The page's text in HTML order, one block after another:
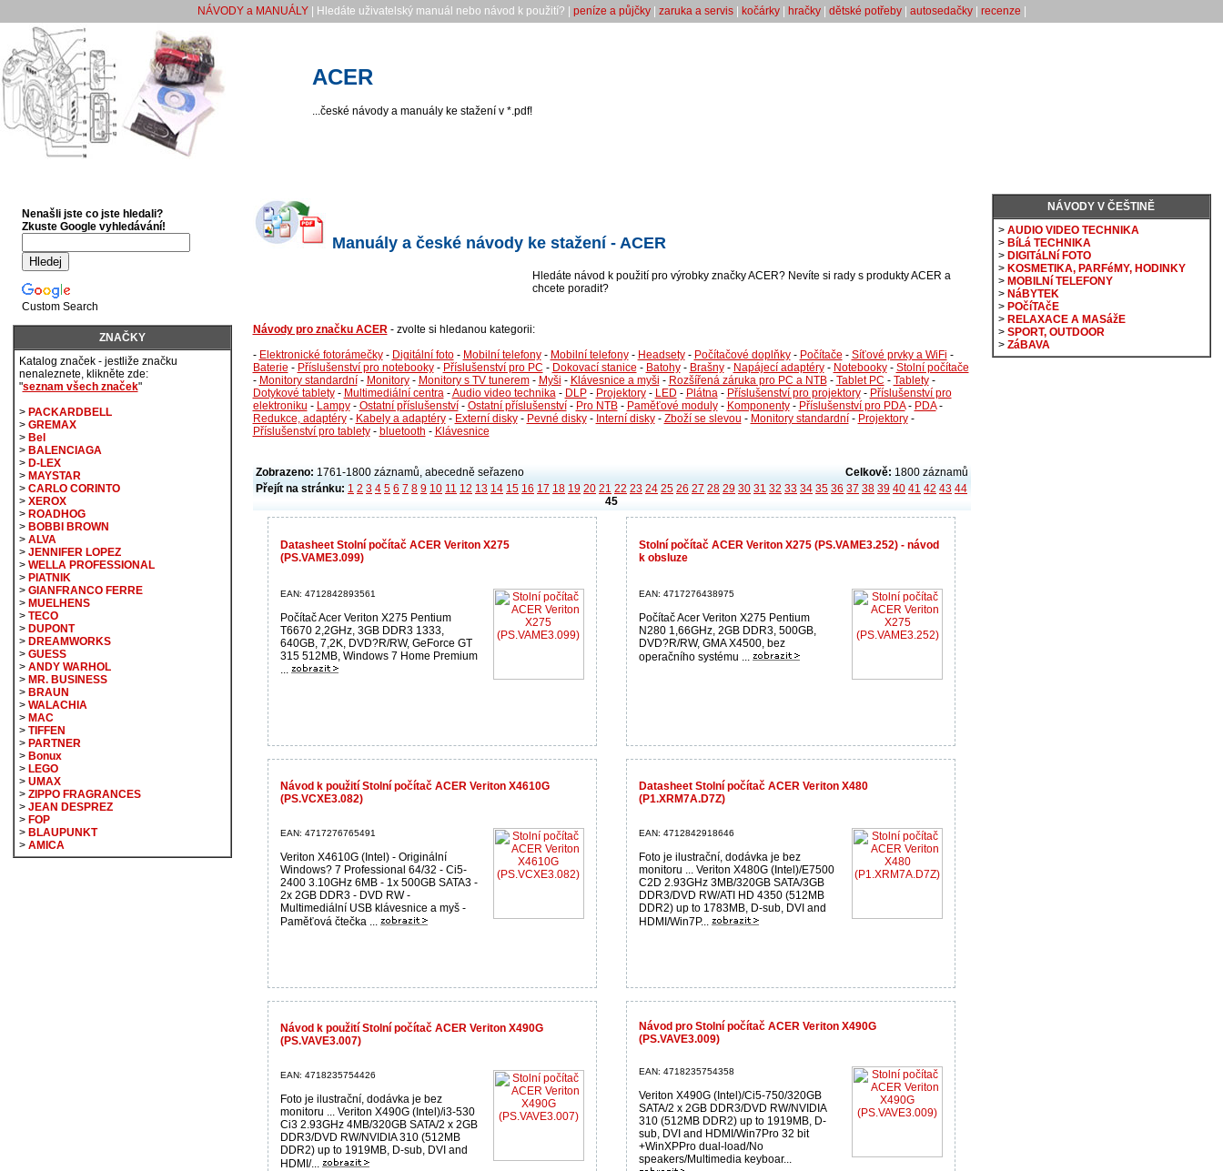
NÁVODY a MANUÁLY| Hledáte uživatelský manuál nebo návod k použití? | peníze a půjčky| zaruka a servis| kočárky| hračky| dětské potřeby| autosedačky| recenze
ACER
...české návody a manuály ke stažení v *.pdf!
Manuály a české návody ke stažení - ACER
Hledáte návod k použití pro výrobky značky ACER? Nevíte si rady s produkty ACER a
chcete poradit?
Návody pro značku ACER - zvolte si hledanou kategorii:
- Elektronické fotorámečky- Digitální foto- Mobilní telefony- Mobilní telefony- Headsety- Počítačové doplňky- Počítače - Síťové prvky a WiFi -
Baterie - Příslušenství pro notebooky- Příslušenství pro PC - Dokovací stanice - Batohy- Brašny- Napájecí adaptéry- Notebooky- Stolní počítače
- Monitory standardní- Monitory- Monitory s TV tunerem- Myši - Klávesnice a myši - Rozšířená záruka pro PC a NTB- Tablet PC - Tablety-
Dotykové tablety- Multimediální centra-Audio video technika- DLP- Projektory- LED - Plátna- Příslušenství pro projektory- Příslušenství pro
elektroniku - Lampy- Ostatní příslušenství- Ostatní příslušenství- Pro NTB- Paměťové moduly- Komponenty- Příslušenství pro PDA- PDA-
Redukce, adaptéry- Kabely a adaptéry- Externí disky- Pevné disky- Interní disky- Zboží se slevou - Monitory standardní- Projektory-
Příslušenství pro tablety- bluetooth - Klávesnice
Zobrazeno: 1761-1800 záznamů, abecedně seřazeno Celkově: 1800 záznamů
Přejít na stránku: 1 2 3 4 5 6 7 8 9 10 11 12 13 14 15 16 17 18 19 20 21 22 23 24 25 26 27 28 29 30 31 32 33 34 35 36 37 38 39 40 41 42 43 44
45
Datasheet Stolní počítač ACER Veriton X275
(PS.VAME3.099)
EAN: 4712842893561
Počítač Acer Veriton X275 Pentium
T6670 2,2GHz, 3GB DDR3 1333,
640GB, 7,2K, DVD?R/RW, GeForce GT
315 512MB, Windows 7 Home Premium
...
Stolní počítač ACER Veriton X275 (PS.VAME3.252) - návod
k obsluze
EAN: 4717276438975
Počítač Acer Veriton X275 Pentium
N280 1,66GHz, 2GB DDR3, 500GB,
DVD?R/RW, GMA X4500, bez
operačního systému ...
Návod k použití Stolní počítač ACER Veriton X4610G
(PS.VCXE3.082)
EAN: 4717276765491
Veriton X4610G (Intel) - Originální
Windows? 7 Professional 64/32 - Ci5-
2400 3.10GHz 6MB - 1x 500GB SATA3 -
2x 2GB DDR3 - DVD RW -
Multimediální USB klávesnice a myš -
Paměťová čtečka ...
Datasheet Stolní počítač ACER Veriton X480
(P1.XRM7A.D7Z)
EAN: 4712842918646
Foto je ilustrační, dodávka je bez
monitoru ... Veriton X480G (Intel)/E7500
C2D 2.93GHz 3MB/320GB SATA/3GB
DDR3/DVD RW/ATI HD 4350 (512MB
DDR2) up to 1783MB, D-sub, DVI and
HDMI/Win7P...
Návod k použití Stolní počítač ACER Veriton X490G
(PS.VAVE3.007)
EAN: 4718235754426
Foto je ilustrační, dodávka je bez
monitoru ... Veriton X490G (Intel)/i3-530
Ci3 2.93GHz 4MB/320GB SATA/2 x 2GB
DDR3/DVD RW/NVIDIA 310 (512MB
DDR2) up to 1919MB, D-sub, DVI and
HDMI/...
Návod pro Stolní počítač ACER Veriton X490G
(PS.VAVE3.009)
EAN: 4718235754358
Veriton X490G (Intel)/Ci5-750/320GB
SATA/2 x 2GB DDR3/DVD RW/NVIDIA
310 (512MB DDR2) up to 1919MB, D-
sub, DVI and HDMI/Win7Pro 32 bit
+WinXPPro dual-load/No
speakers/Multimedia keyboar...
Nenašli jste co jste hledali?
Zkuste Google vyhledávání!
Custom Search
ZNAČKY
Katalog značek - jestliže značku
nenaleznete, klikněte zde:
"seznam všech značek"
> PACKARDBELL
> GREMAX
> Bel
> BALENCIAGA
> D-LEX
> MAYSTAR
> CARLO CORINTO
> XEROX
> ROADHOG
> BOBBI BROWN
> ALVA
> JENNIFER LOPEZ
> WELLA PROFESSIONAL
> PIATNIK
> GIANFRANCO FERRE
> MUELHENS
> TECO
> DUPONT
> DREAMWORKS
> GUESS
> ANDY WARHOL
> MR. BUSINESS
> BRAUN
> WALACHIA
> MAC
> TIFFEN
> PARTNER
> Bonux
> LEGO
> UMAX
> ZIPPO FRAGRANCES
> JEAN DESPREZ
> FOP
> BLAUPUNKT
> AMICA
NÁVODY V ČEŠTINĚ
> AUDIO VIDEO TECHNIKA
> BíLá TECHNIKA
> DIGITáLNí FOTO
> KOSMETIKA, PARFéMY, HODINKY
> MOBILNí TELEFONY
> NáBYTEK
> POčíTAčE
> RELAXACE A MASážE
> SPORT, OUTDOOR
> ZáBAVA